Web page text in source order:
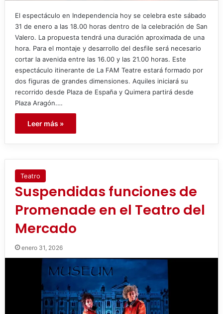
El espectáculo en Independencia hoy se celebra este sábado
31 de enero a las 18.00 horas dentro de la celebración de San
Valero. La propuesta tendrá una duración aproximada de una
hora. Para el montaje y desarrollo del desfile será necesario
cortar la avenida entre las 16.00 y las 21.00 horas. Este
espectáculo itinerante de La FAM Teatre estará formado por
dos figuras de grandes dimensiones. Aquiles iniciará su
recorrido desde Plaza de España y Quimera partirá desde
Plaza Aragón.…
Leer más »
Teatro
Suspendidas funciones de
Promenade en el Teatro del
Mercado
enero 31, 2026